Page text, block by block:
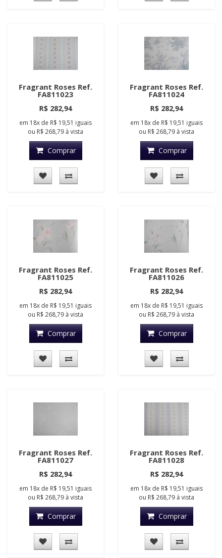
Fragrant Roses Ref.
FA811023
R$ 282,94
em 18x de R$ 19,51 iguais
ou R$ 268,79 à vista
Comprar
Fragrant Roses Ref.
FA811024
R$ 282,94
em 18x de R$ 19,51 iguais
ou R$ 268,79 à vista
Comprar
Fragrant Roses Ref.
FA811025
R$ 282,94
em 18x de R$ 19,51 iguais
ou R$ 268,79 à vista
Comprar
Fragrant Roses Ref.
FA811026
R$ 282,94
em 18x de R$ 19,51 iguais
ou R$ 268,79 à vista
Comprar
Fragrant Roses Ref.
FA811027
R$ 282,94
em 18x de R$ 19,51 iguais
ou R$ 268,79 à vista
Comprar
Fragrant Roses Ref.
FA811028
R$ 282,94
em 18x de R$ 19,51 iguais
ou R$ 268,79 à vista
Comprar